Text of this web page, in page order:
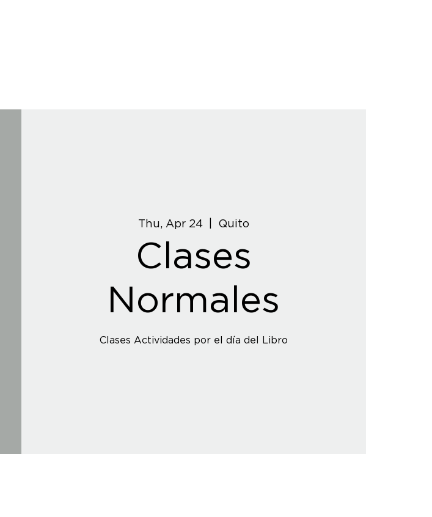
Thu, Apr 24
  |
Quito
Clases
Normales
Clases Actividades por el día del Libro